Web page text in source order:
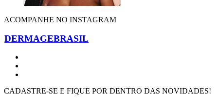
ACOMPANHE NO INSTAGRAM
DERMAGEBRASIL
CADASTRE-SE E FIQUE POR DENTRO DAS NOVIDADES!